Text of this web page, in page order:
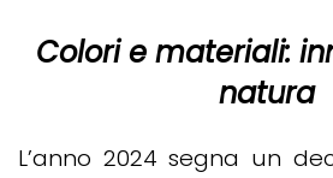
Colori e materiali:
natura
L’anno 2024 segna un